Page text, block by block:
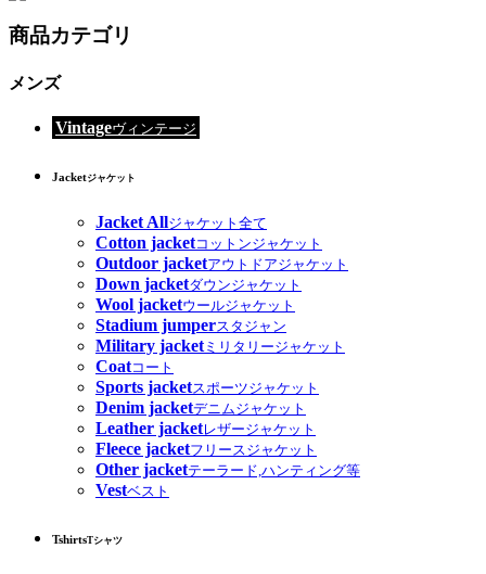
商品カテゴリ
メンズ
Vintageヴィンテージ
Jacketジャケット
Jacket Allジャケット全て
Cotton jacketコットンジャケット
Outdoor jacketアウトドアジャケット
Down jacketダウンジャケット
Wool jacketウールジャケット
Stadium jumperスタジャン
Military jacketミリタリージャケット
Coatコート
Sports jacketスポーツジャケット
Denim jacketデニムジャケット
Leather jacketレザージャケット
Fleece jacketフリースジャケット
Other jacketテーラード,ハンティング等
Vestベスト
TshirtsTシャツ